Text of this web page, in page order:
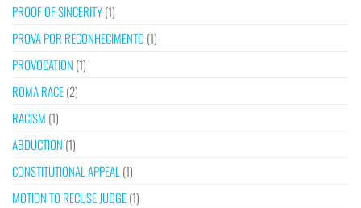
PROOF OF SINCERITY(1)
PROVA POR RECONHECIMENTO (1)
PROVOCATION (1)
ROMA RACE(2)
RACISM (1)
ABDUCTION (1)
CONSTITUTIONAL APPEAL (1)
MOTION TO RECUSE JUDGE(1)